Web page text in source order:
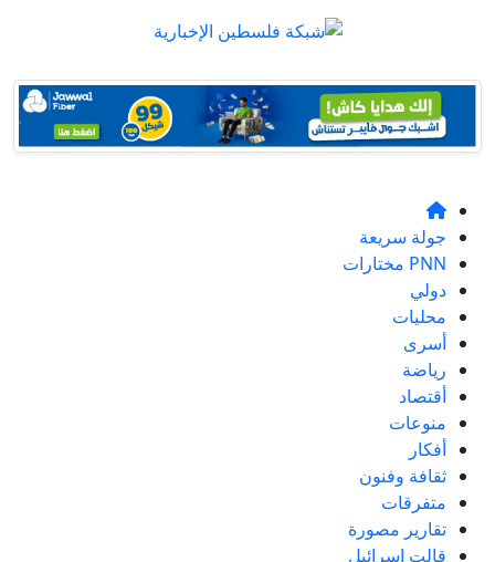
جولة سريعة
PNN مختارات
دولي
محليات
أسرى
رياضة
أقتصاد
منوعات
أفكار
ثقافة وفنون
متفرقات
تقارير مصورة
قالت اسرائيل